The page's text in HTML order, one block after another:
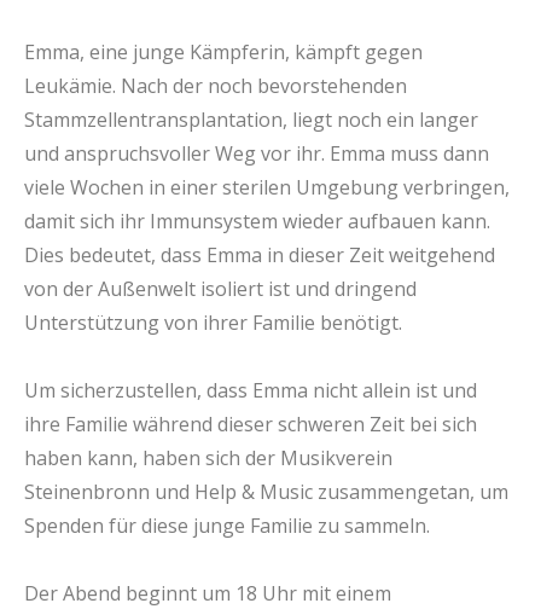
Emma, eine junge Kämpferin, kämpft gegen
Leukämie. Nach der noch bevorstehenden
Stammzellentransplantation, liegt noch ein langer
und anspruchsvoller Weg vor ihr. Emma muss dann
viele Wochen in einer sterilen Umgebung verbringen,
damit sich ihr Immunsystem wieder aufbauen kann.
Dies bedeutet, dass Emma in dieser Zeit weitgehend
von der Außenwelt isoliert ist und dringend
Unterstützung von ihrer Familie benötigt.
Um sicherzustellen, dass Emma nicht allein ist und
ihre Familie während dieser schweren Zeit bei sich
haben kann, haben sich der Musikverein
Steinenbronn und Help & Music zusammengetan, um
Spenden für diese junge Familie zu sammeln.
Der Abend beginnt um 18 Uhr mit einem